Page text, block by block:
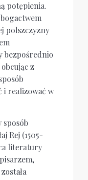
potępienia.
polszczyzny
bezpośrednio
z
i realizować w
sposób
Rej (1505-
literatury